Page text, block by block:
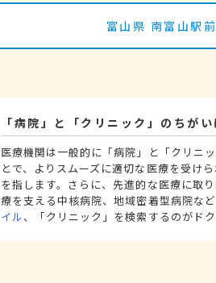
富山県 南富山駅
「病院」と「クリニック」のちが
医療機関は一般的に「病院」と「クリニ
とで、よりスムーズに適切な医療を受け
を指します。さらに、先進的な医療に取
療を支える中核病院、地域密着型病院など
イル、「クリニック」を検索するのがド